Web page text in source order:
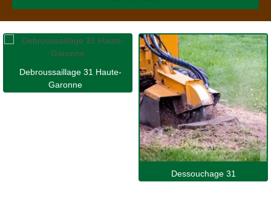
Debroussaillage 31 Haute-
Garonne
Dessouchage 31